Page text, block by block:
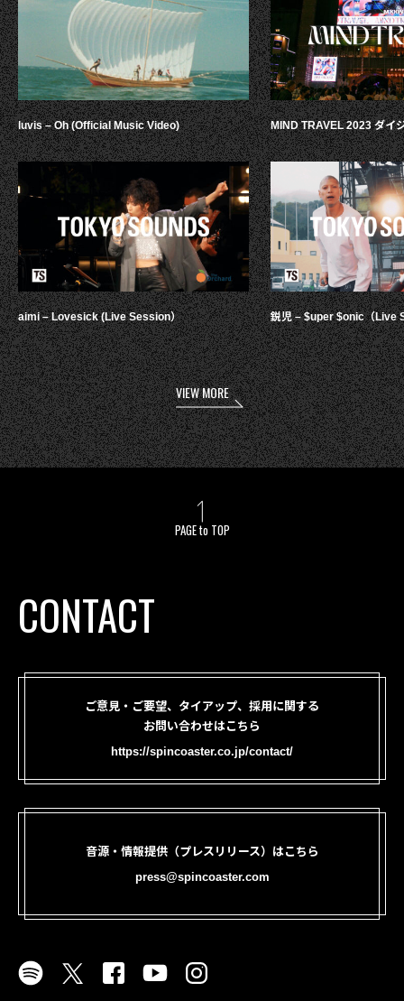
luvis – Oh (Official Music Video)
aimi – Lovesick (Live Session）
MIND TRAVEL 2023 ダイ
鋭児 – $uper $onic（Live
VIEW MORE
PAGE to TOP
CONTACT
ご意見・ご要望、タイアップ、採用に関する
お問い合わせはこちら
https://spincoaster.co.jp/contact/
音源・情報提供（プレスリリース）はこちら
press@spincoaster.com